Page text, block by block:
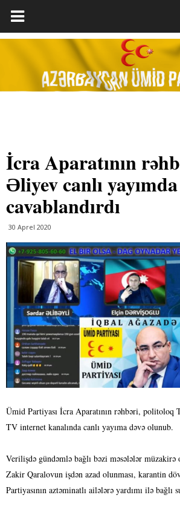
İcra Aparatının
Əliyev canlı
cavablandırdı
30 Aprel 2020
Ümid Partiyası İcra Aparatının rəhbəri,
TV internet kanalında canlı yayıma dəvə olunub.
Verilişdə gündəmlə bağlı bəzi məsələlər
Zakir Qaralovun işdən azad olunması, karantin
Partiyasının aztəminatlı ailələrə yardımı ilə bağlı